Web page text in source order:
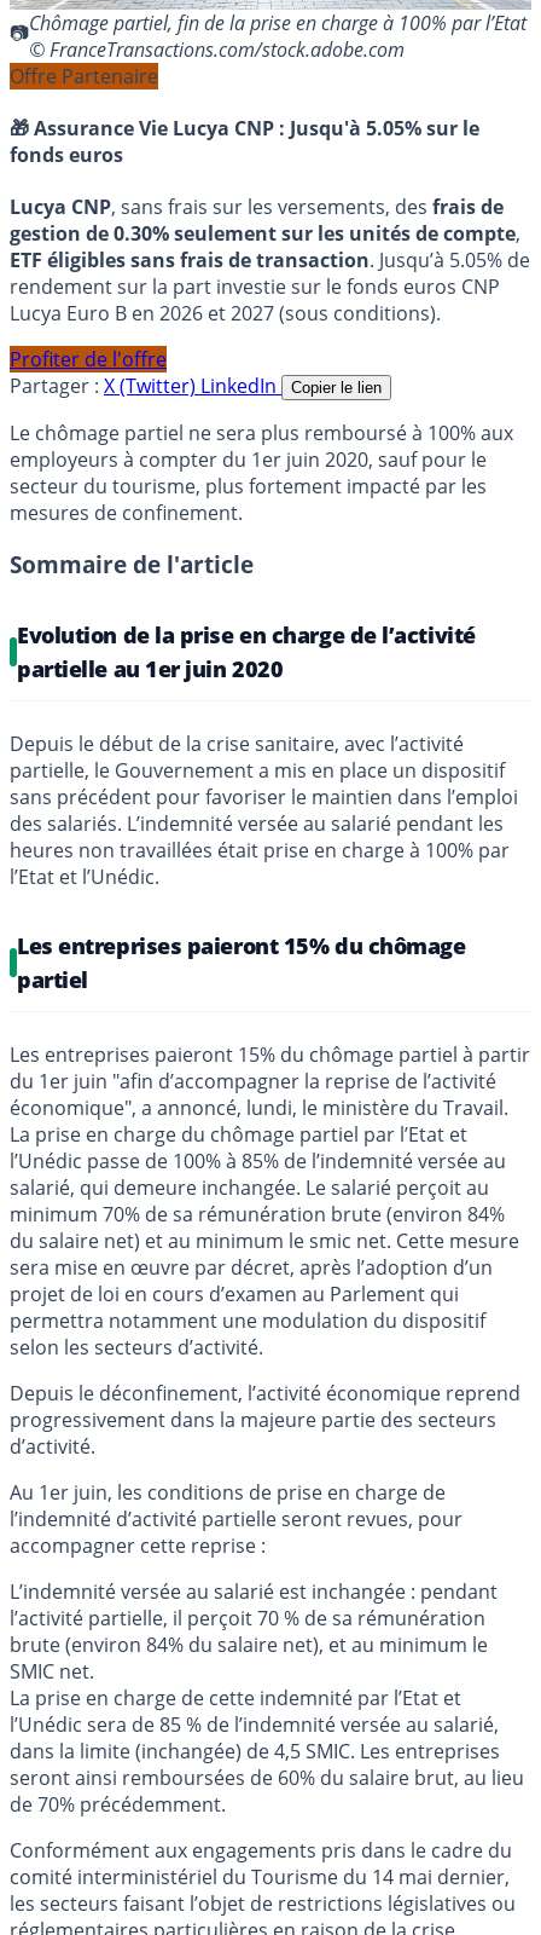
Chômage partiel, fin de la prise en charge à 100% par l’Etat
© FranceTransactions.com/stock.adobe.com
Offre Partenaire
🎁 Assurance Vie Lucya CNP : Jusqu'à 5.05% sur le
fonds euros
Lucya CNP, sans frais sur les versements, des frais de
gestion de 0.30% seulement sur les unités de compte,
ETF éligibles sans frais de transaction. Jusqu’à 5.05% de
rendement sur la part investie sur le fonds euros CNP
Lucya Euro B en 2026 et 2027 (sous conditions).
Profiter de l'offre
Partager : X (Twitter) LinkedIn Copier le lien
Le chômage partiel ne sera plus remboursé à 100% aux
employeurs à compter du 1er juin 2020, sauf pour le
secteur du tourisme, plus fortement impacté par les
mesures de confinement.
Sommaire de l'article
Evolution de la prise en charge de l’activité
partielle au 1er juin 2020
Depuis le début de la crise sanitaire, avec l’activité
partielle, le Gouvernement a mis en place un dispositif
sans précédent pour favoriser le maintien dans l’emploi
des salariés. L’indemnité versée au salarié pendant les
heures non travaillées était prise en charge à 100% par
l’Etat et l’Unédic.
Les entreprises paieront 15% du chômage
partiel
Les entreprises paieront 15% du chômage partiel à partir
du 1er juin "afin d’accompagner la reprise de l’activité
économique", a annoncé, lundi, le ministère du Travail.
La prise en charge du chômage partiel par l’Etat et
l’Unédic passe de 100% à 85% de l’indemnité versée au
salarié, qui demeure inchangée. Le salarié perçoit au
minimum 70% de sa rémunération brute (environ 84%
du salaire net) et au minimum le smic net. Cette mesure
sera mise en œuvre par décret, après l’adoption d’un
projet de loi en cours d’examen au Parlement qui
permettra notamment une modulation du dispositif
selon les secteurs d’activité.
Depuis le déconfinement, l’activité économique reprend
progressivement dans la majeure partie des secteurs
d’activité.
Au 1er juin, les conditions de prise en charge de
l’indemnité d’activité partielle seront revues, pour
accompagner cette reprise :
L’indemnité versée au salarié est inchangée : pendant
l’activité partielle, il perçoit 70 % de sa rémunération
brute (environ 84% du salaire net), et au minimum le
SMIC net.
La prise en charge de cette indemnité par l’Etat et
l’Unédic sera de 85 % de l’indemnité versée au salarié,
dans la limite (inchangée) de 4,5 SMIC. Les entreprises
seront ainsi remboursées de 60% du salaire brut, au lieu
de 70% précédemment.
Conformément aux engagements pris dans le cadre du
comité interministériel du Tourisme du 14 mai dernier,
les secteurs faisant l’objet de restrictions législatives ou